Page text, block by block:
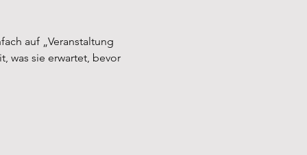
auf „Veranstaltung
was sie erwartet, bevor